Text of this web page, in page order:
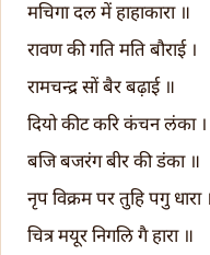
मचिगा दल में हाहाकारा ॥
रावण की गति मति बौराई ।
रामचन्द्र सों बैर बढ़ाई ॥
दियो कीट करि कंचन लंका ।
बजि बजरंग बीर की डंका ॥
नृप विक्रम पर तुहि पगु धारा ।
चित्र मयूर निगलि गै हारा ॥